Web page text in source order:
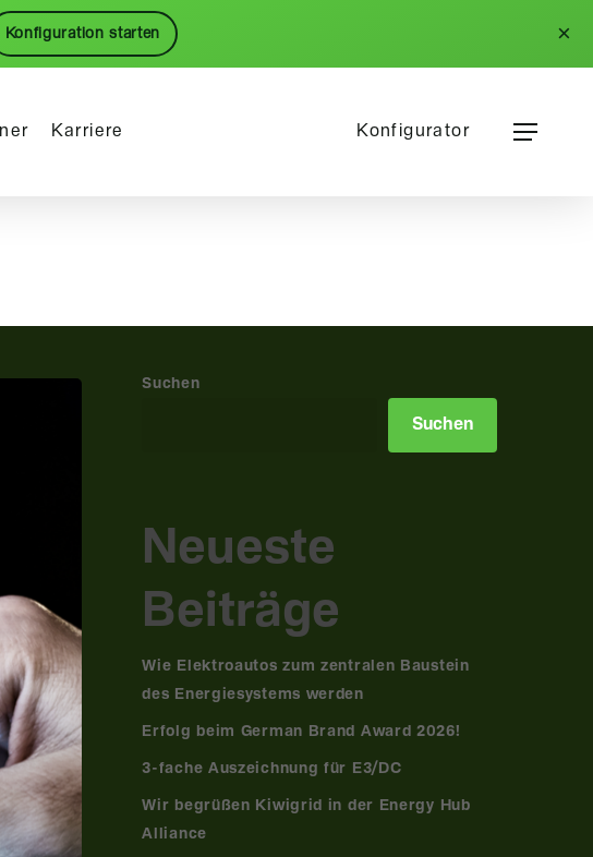
Konfiguration starten ×
Karriere Konfigurator Menu
Suchen
Suchen
Neueste
Beiträge
Wie Elektroautos zum zentralen Baustein
des Energiesystems werden
Erfolg beim German Brand Award 2026!
3-fache Auszeichnung für E3/DC
Wir begrüßen Kiwigrid in der Energy Hub
Alliance